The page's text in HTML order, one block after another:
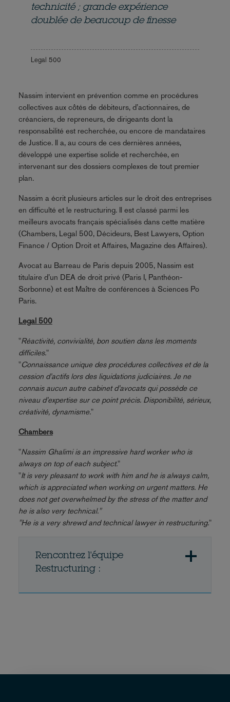
technicité ; grande expérience
doublée de beaucoup de finesse
Legal 500
Nassim intervient en prévention comme en procédures
collectives aux côtés de débiteurs, d’actionnaires, de
créanciers, de repreneurs, de dirigeants dont la
responsabilité est recherchée, ou encore de mandataires
de Justice. Il a, au cours de ces dernières années,
développé une expertise solide et recherchée, en
intervenant sur des dossiers complexes de tout premier
plan.
Nassim a écrit plusieurs articles sur le droit des entreprises
en difficulté et le restructuring. Il est classé parmi les
meilleurs avocats français spécialisés dans cette matière
(Chambers, Legal 500, Décideurs, Best Lawyers, Option
Finance / Option Droit et Affaires, Magazine des Affaires).
Avocat au Barreau de Paris depuis 2005, Nassim est
titulaire d’un DEA de droit privé (Paris I, Panthéon-
Sorbonne) et est Maître de conférences à Sciences Po
Paris.
Legal 500
"Réactivité, convivialité, bon soutien dans les moments
difficiles."
"Connaissance unique des procédures collectives et de la
cession d’actifs lors des liquidations judiciaires. Je ne
connais aucun autre cabinet d’avocats qui possède ce
niveau d’expertise sur ce point précis. Disponibilité, sérieux,
créativité, dynamisme."
Chambers
"Nassim Ghalimi is an impressive hard worker who is
always on top of each subject."
"It is very pleasant to work with him and he is always calm,
which is appreciated when working on urgent matters. He
does not get overwhelmed by the stress of the matter and
he is also very technical."
"He is a very shrewd and technical lawyer in restructuring."
Rencontrez l'équipe
Restructuring :